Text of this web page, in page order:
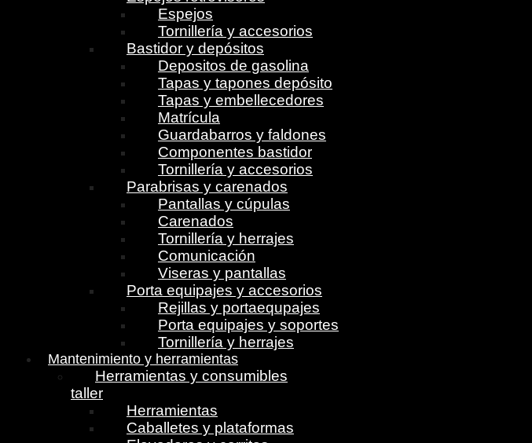
Espejos
Tornillería y accesorios
Bastidor y depósitos
Depositos de gasolina
Tapas y tapones depósito
Tapas y embellecedores
Matrícula
Guardabarros y faldones
Componentes bastidor
Tornillería y accesorios
Parabrisas y carenados
Pantallas y cúpulas
Carenados
Tornillería y herrajes
Comunicación
Viseras y pantallas
Porta equipajes y accesorios
Rejillas y portaequpajes
Porta equipajes y soportes
Tornillería y herrajes
Mantenimiento y herramientas
Herramientas y consumibles
taller
Herramientas
Caballetes y plataformas